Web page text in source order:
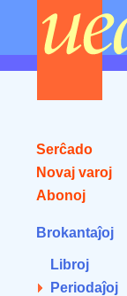
Serĉado
Novaj varoj
Abonoj
Brokantaĵoj
Libroj
Periodaĵoj